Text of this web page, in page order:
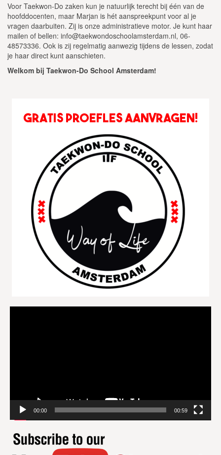
Voor Taekwon-Do zaken kun je natuurlijk terecht bij één van de
hoofddocenten, maar Marjan is hét aanspreekpunt voor al je
vragen daarbuiten. Zij is onze administratieve motor. Je kunt haar
mailen of bellen: info@taekwondoschoolamsterdam.nl, 06-
48573336. Ook is zij regelmatig aanwezig tijdens de lessen, zodat
je haar direct kunt aanschieten.
Welkom bij Taekwon-Do School Amsterdam!
00:00 00:59